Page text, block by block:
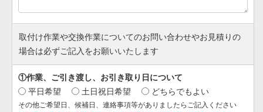
取付け作業や交換作業についてのお問い合わせやお見積りの
場合は必ずご記入をお願いいたします
①作業、ご引き渡し、お引き取り日について
平日希望
土日祝日希望 どちらでもよい
その他ご希望日、候補日、連絡事項等がありましたらご記入ください